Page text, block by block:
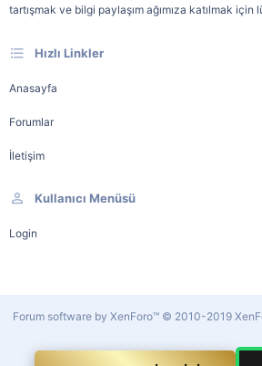
tartışmak ve bilgi paylaşım ağımıza katılmak
Hızlı Linkler
Anasayfa
Forumlar
İletişim
Kullanıcı Menüsü
Login
Forum software by XenForo™ © 2010-2019